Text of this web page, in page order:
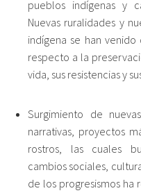
pueblos indígenas y
Nuevas ruralidades y
indígena se han
respecto a la
vida, sus resistencias y
Surgimiento de
narrativas, proyectos
rostros, las cuales
cambios sociales,
de los progresismos